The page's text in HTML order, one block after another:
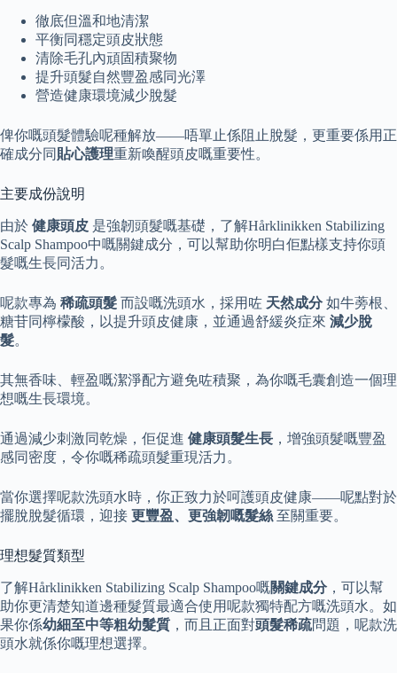
徹底但溫和地清潔
平衡同穩定頭皮狀態
清除毛孔內頑固積聚物
提升頭髮自然豐盈感同光澤
營造健康環境減少脫髮
俾你嘅頭髮體驗呢種解放——唔單止係阻止脫髮，更重要係用正
確成分同 貼心護理重新喚醒頭皮嘅重要性。
主要成份說明
由於 健康頭皮 是強韌頭髮嘅基礎，了解Hårklinikken Stabilizing
Scalp Shampoo中嘅關鍵成分，可以幫助你明白佢點樣支持你頭
髮嘅生長同活力。
呢款專為 稀疏頭髮 而設嘅洗頭水，採用咗 天然成分如牛蒡根、
糖苷同檸檬酸，以提升頭皮健康，並通過舒緩炎症來 減少脫
髮。
其無香味、輕盈嘅潔淨配方避免咗積聚，為你嘅毛囊創造一個理
想嘅生長環境。
通過減少刺激同乾燥，佢促進 健康頭髮生長 ，增強頭髮嘅豐盈
感同密度，令你嘅稀疏頭髮重現活力。
當你選擇呢款洗頭水時，你正致力於呵護頭皮健康——呢點對於
擺脫脫髮循環，迎接 更豐盈、更強韌嘅髮絲 至關重要。
理想髮質類型
了解Hårklinikken Stabilizing Scalp Shampoo嘅關鍵成分，可以幫
助你更清楚知道邊種髮質最適合使用呢款獨特配方嘅洗頭水。如
果你係幼細至中等粗幼髮質 ，而且正面對頭髮稀疏問題，呢款洗
頭水就係你嘅理想選擇。